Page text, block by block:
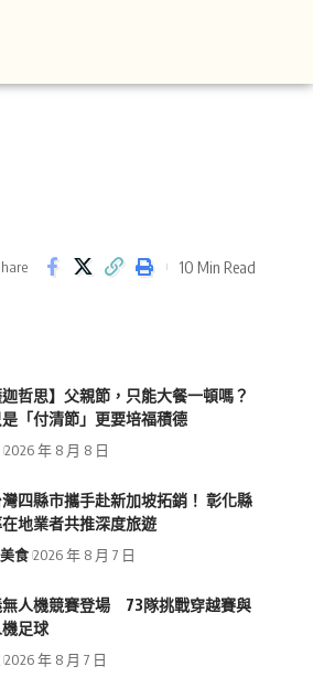
10 Min Read
迦哲思】父親節，只能大餐一頓嗎？
「付清節」更要培福積德
2026 年 8 月 8 日
四縣市攜手赴新加坡拓銷！ 彰化縣
地業者共推深度旅遊
食 2026 年 8 月 7 日
無人機競賽登場 73隊挑戰穿越賽與
足球
2026 年 8 月 7 日